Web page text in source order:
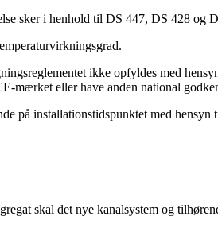
sker i henhold til DS 447, DS 428 og
ikke opfyldes med
mærket eller have anden national
på installationstidspunktet med hensyn
skal det nye kanalsystem og